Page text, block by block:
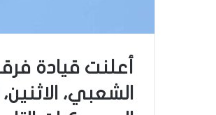
أعلنت قيادة
الشعبي،